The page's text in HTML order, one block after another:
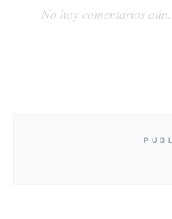
No hay comentarios